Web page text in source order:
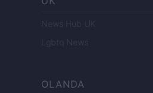
News Hub UK
Lgbtq News
OLANDA